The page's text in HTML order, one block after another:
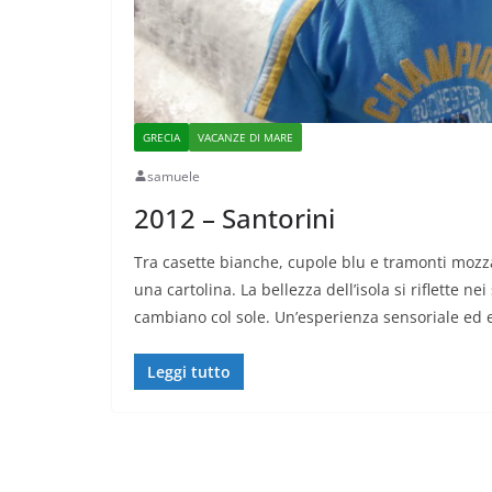
GRECIA VACANZE DI MARE
samuele
2012 – Santorini
Tra casette bianche, cupole blu e tramonti
una cartolina. La bellezza dell’isola si riflette
cambiano col sole. Un’esperienza sensoriale
Leggi tutto